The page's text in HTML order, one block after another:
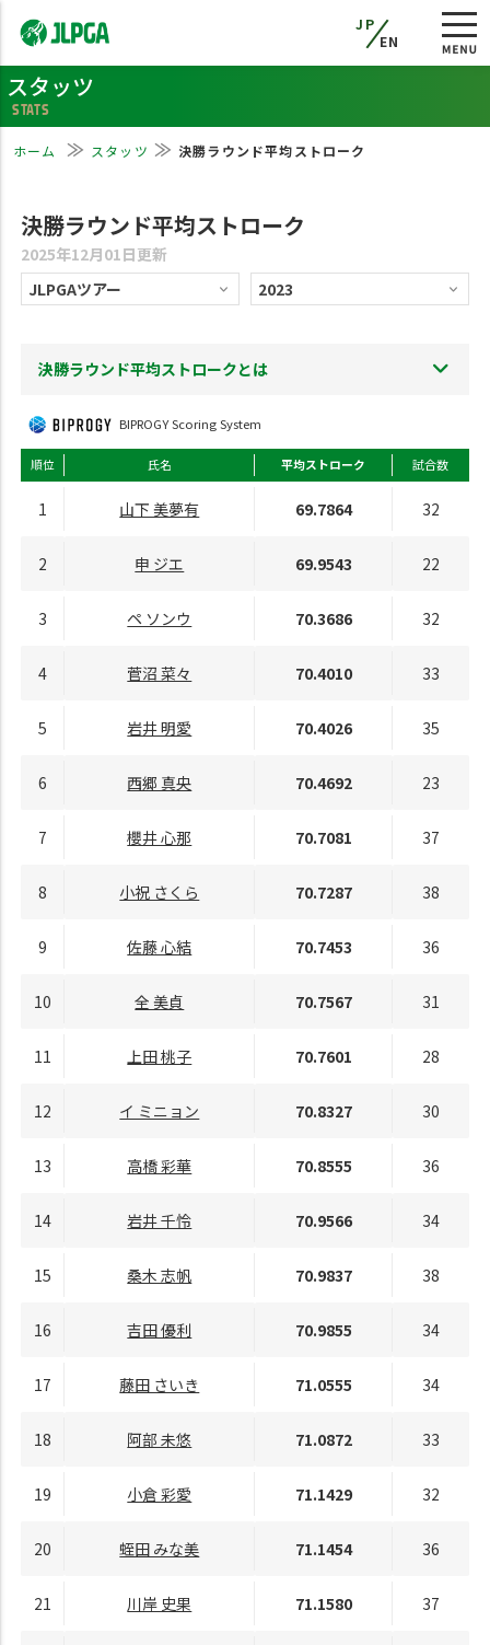
JP
EN
スタッツ
STATS
ホーム スタッツ 決勝ラウンド平均ストローク
決勝ラウンド平均ストローク
2025年12月01日更新
決勝ラウンド平均ストロークとは
BIPROGY Scoring System
順位 氏名 平均ストローク 試合数
1 山下 美夢有 69.7864 32
2 申 ジエ 69.9543 22
3 ペ ソンウ 70.3686 32
4 菅沼 菜々 70.4010 33
5 岩井 明愛 70.4026 35
6 西郷 真央 70.4692 23
7 櫻井 心那 70.7081 37
8 小祝 さくら 70.7287 38
9 佐藤 心結 70.7453 36
10 全 美貞 70.7567 31
11 上田 桃子 70.7601 28
12 イ ミニョン 70.8327 30
13 高橋 彩華 70.8555 36
14 岩井 千怜 70.9566 34
15 桑木 志帆 70.9837 38
16 吉田 優利 70.9855 34
17 藤田 さいき 71.0555 34
18 阿部 未悠 71.0872 33
19 小倉 彩愛 71.1429 32
20 蛭田 みな美 71.1454 36
21 川岸 史果 71.1580 37